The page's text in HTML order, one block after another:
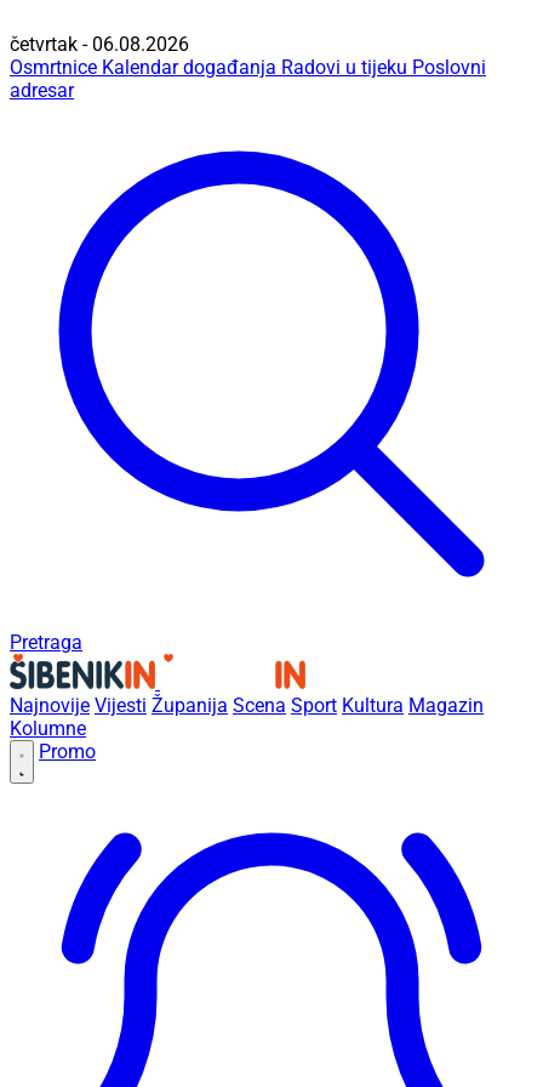
četvrtak - 06.08.2026
Osmrtnice Kalendar događanja Radovi u tijeku Poslovni
adresar
Pretraga
Najnovije Vijesti Županija Scena Sport Kultura Magazin
Kolumne
Promo